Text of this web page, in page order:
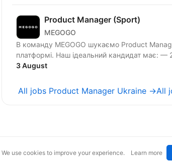
Product Manager (Sport)
MEGOGO
В команду MEGOGO шукаємо Product
платформі. Наш ідеальний кандидат
3 August
All jobs Product Manager Ukraine →All
magic@djinni.co Terms of Use Suggest an
We use cookies to improve your experience. Learn more